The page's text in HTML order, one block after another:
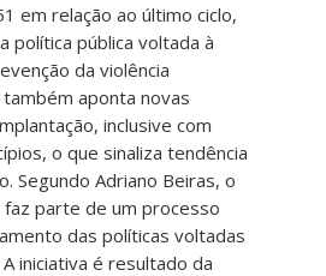
em relação ao último ciclo,
política pública voltada à
da violência
aponta novas
inclusive com
o que sinaliza tendência
Segundo Adriano Beiras, o
parte de um processo
das políticas voltadas
iniciativa é resultado da